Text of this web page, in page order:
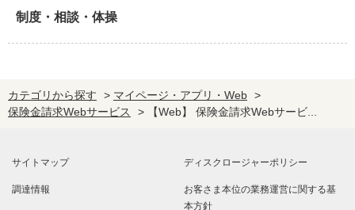
制度・相談・体操
カテゴリから探す > マイページ・アプリ・Web >
保険金請求Webサービス
> 【Web】 保険金請求Webサービ...
サイトマップ ディスクロージャーポリシー
調達情報 お客さま本位の業務運営に関する基
本方針